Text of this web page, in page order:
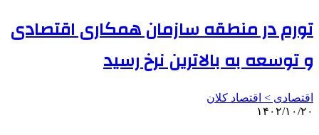
تورم در منطقه سازمان همکاری اقتصادی
و توسعه به بالاترین نرخ رسید
اقتصادی > اقتصاد کلان
۱۴۰۲/۱۰/۲۰